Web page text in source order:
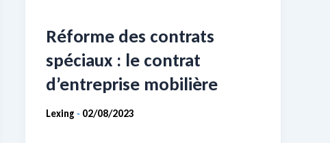
Réforme des contrats
spéciaux : le contrat
d’entreprise mobilière
Lexing - 02/08/2023